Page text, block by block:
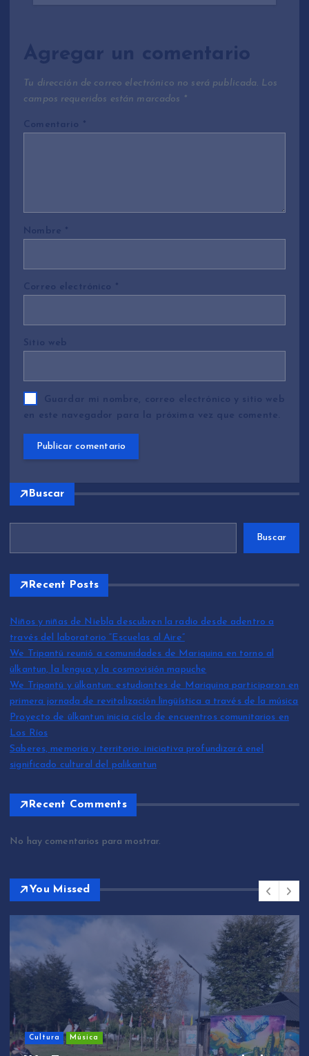
Agregar un comentario
Tu dirección de correo electrónico no será publicada. Los
campos requeridos están marcados *
Comentario *
Nombre *
Correo electrónico *
Sitio web
Guardar mi nombre, correo electrónico y sitio web
en este navegador para la próxima vez que comente.
Buscar
Buscar
Recent Posts
Niños y niñas de Niebla descubren la radio desde adentro a
través del laboratorio “Escuelas al Aire”
We Tripantü reunió a comunidades de Mariquina en torno al
ülkantun, la lengua y la cosmovisión mapuche
We Tripantü y ülkantun: estudiantes de Mariquina participaron en
primera jornada de revitalización lingüística a través de la música
Proyecto de ülkantun inicia ciclo de encuentros comunitarios en
Los Ríos
Saberes, memoria y territorio: iniciativa profundizará enel
significado cultural del palikantun
Recent Comments
No hay comentarios para mostrar.
You Missed
Sin categoría
We Tripantü y ülkantun: